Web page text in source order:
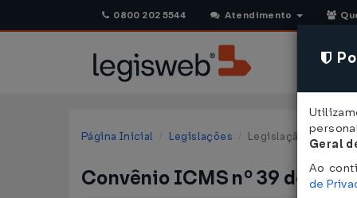
0800 202 5544 Atendimento
Página Inicial Legislações Legislação Federal
Convênio ICMS nº 39 de 07/
Geral
Ao
de